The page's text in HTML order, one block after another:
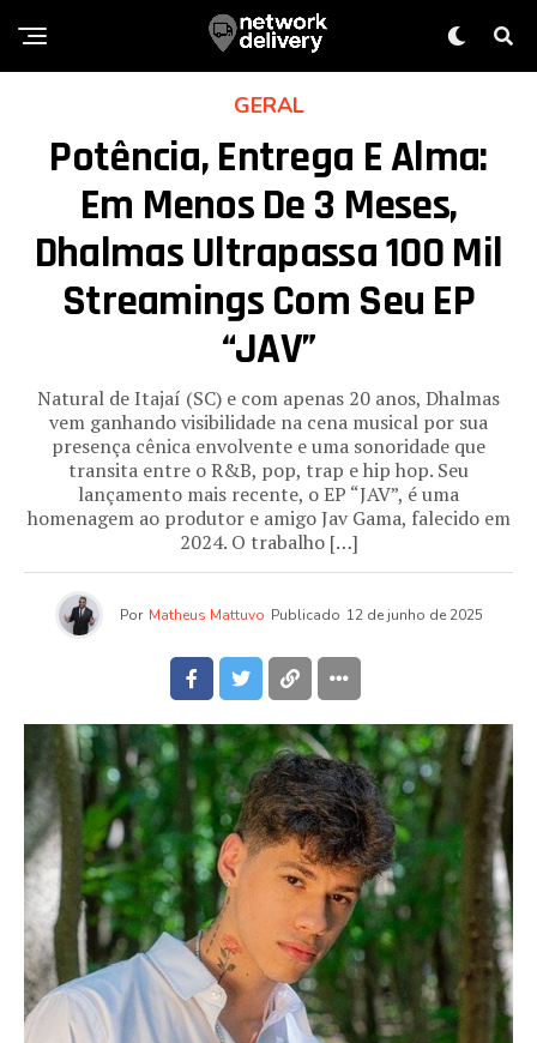
GERAL
Potência, Entrega E Alma:
Em Menos De 3 Meses,
Dhalmas Ultrapassa 100 Mil
Streamings Com Seu EP
“JAV”
Natural de Itajaí (SC) e com apenas 20 anos, Dhalmas
vem ganhando visibilidade na cena musical por sua
presença cênica envolvente e uma sonoridade que
transita entre o R&B, pop, trap e hip hop. Seu
lançamento mais recente, o EP “JAV”, é uma
homenagem ao produtor e amigo Jav Gama, falecido em
2024. O trabalho […]
Por Matheus Mattuvo Publicado 12 de junho de 2025